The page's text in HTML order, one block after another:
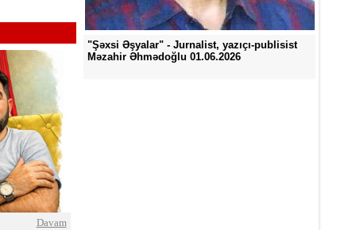
Davam
"Şəxsi Əşyalar" - Jurnalist, yazıçı-publisist
Məzahir Əhmədoğlu 01.06.2026